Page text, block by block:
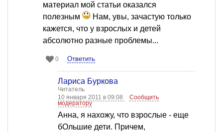
материал мой статьи оказался
полезным
Нам, увы, зачастую только
кажется, что у взрослых и детей
абсолютно разные проблемы...
0 Ответить
Лариса Буркова
Читатель
10 января 2011 в 09:08
Сообщить
модератору
Анна, я нахожу, что взрослые - еще
бОльшие дети. Причем,